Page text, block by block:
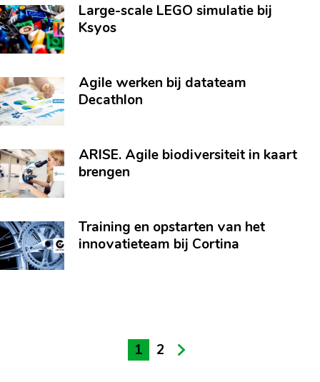
Large-scale LEGO simulatie bij
Ksyos
Agile werken bij datateam
Decathlon
ARISE. Agile biodiversiteit in kaart
brengen
Training en opstarten van het
innovatieteam bij Cortina
1 2 next